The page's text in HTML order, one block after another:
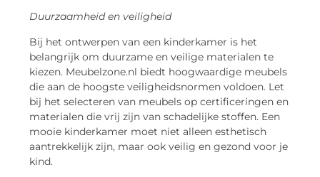
Duurzaamheid en veiligheid
Bij het ontwerpen van een kinderkamer is het
belangrijk om duurzame en veilige materialen te
kiezen. Meubelzone.nl biedt hoogwaardige meubels
die aan de hoogste veiligheidsnormen voldoen. Let
bij het selecteren van meubels op certificeringen en
materialen die vrij zijn van schadelijke stoffen. Een
mooie kinderkamer moet niet alleen esthetisch
aantrekkelijk zijn, maar ook veilig en gezond voor je
kind.